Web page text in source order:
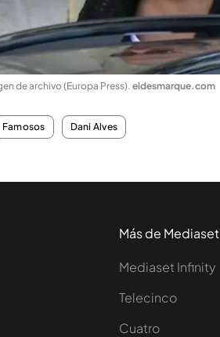
de archivo (Europa Press). eldesmarque.com
Famosos Dani Alves
Más de Mediaset
Mediaset Infinity
Telecinco
Cuatro